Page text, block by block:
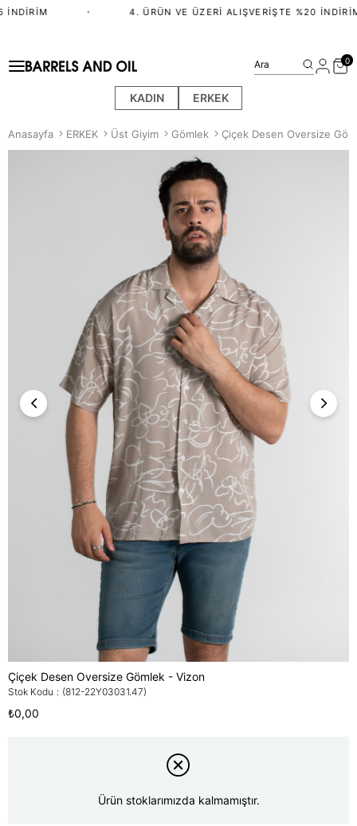
4. ÜRÜN VE ÜZERI ALIŞVERIŞTE %20 İNDIRIM
KADIN ERKEK
Ara 0
Anasayfa ERKEK Üst Giyim Gömlek Çiçek Desen Oversize
Çiçek Desen Oversize Gömlek - Vizon
Stok Kodu (812-22Y03031.47)
₺0,00
Ürün stoklarımızda kalmamıştır.